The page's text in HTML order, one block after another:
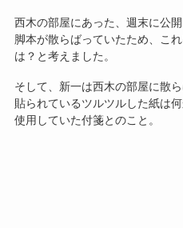
西木の部屋にあった、週末に公
脚本が散らばっていたため、こ
は？と考えました。
そして、新一は西木の部屋に散
貼られているツルツルした紙は
使用していた付箋とのこと。